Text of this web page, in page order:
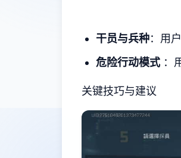
干员与兵种：用
危险行动模式 ：
关键技巧与建议